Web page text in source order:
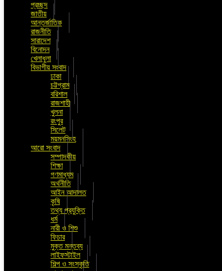
প্রচ্ছদ
জাতীয়
আন্তর্জাতিক
রাজনীতি
সারাদেশ
বিনোদন
খেলাধুলা
বিভাগীয় সংবাদ
ঢাকা
চট্টগ্রাম
বরিশাল
রাজশাহী
খুলনা
রংপুর
সিলেট
ময়মনসিংহ
আরো সংবাদ
সম্পাদকীয়
শিক্ষা
গণমাধ্যম
অর্থনীতি
আইন আদালত
কৃষি
তথ্য প্রযুক্তি
ধর্ম
নারী ও শিশু
ফিচার
মুক্ত মন্তব্য
লাইফস্টাইল
শিল্প ও সংস্কৃতি